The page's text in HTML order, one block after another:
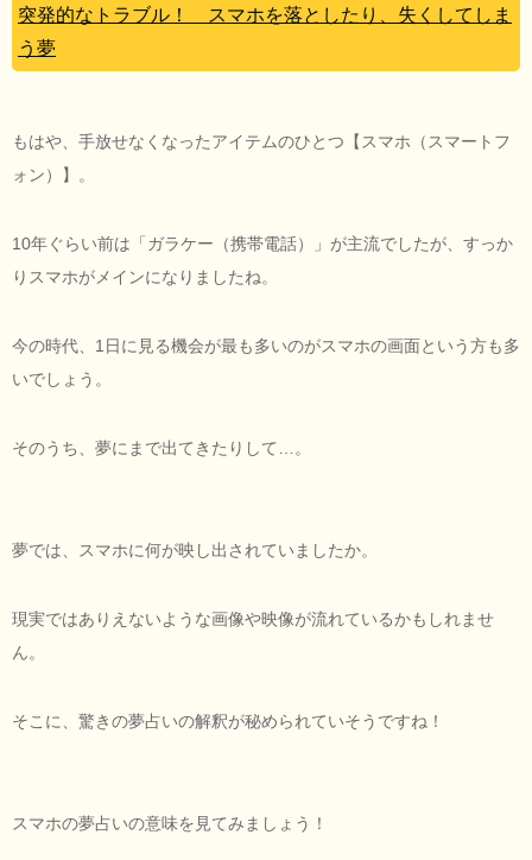
突発的なトラブル！ スマホを落としたり、失くしてしま
う夢
もはや、手放せなくなったアイテムのひとつ【スマホ（スマートフ
ォン）】。
10年ぐらい前は「ガラケー（携帯電話）」が主流でしたが、すっか
りスマホがメインになりましたね。
今の時代、1日に見る機会が最も多いのがスマホの画面という方も多
いでしょう。
そのうち、夢にまで出てきたりして…。
夢では、スマホに何が映し出されていましたか。
現実ではありえないような画像や映像が流れているかもしれませ
ん。
そこに、驚きの夢占いの解釈が秘められていそうですね！
スマホの夢占いの意味を見てみましょう！